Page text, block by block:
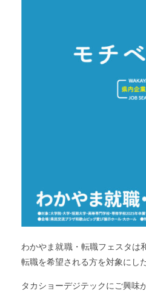
わかやま就職・転職フェスタは
転職を希望される方を対象にし
タカショーデジテックにご興味